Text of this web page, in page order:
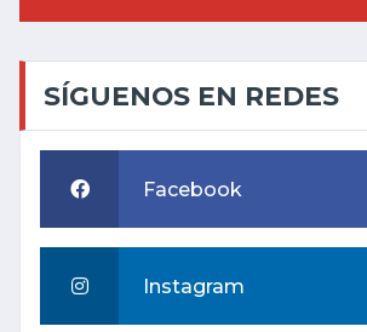
SÍGUENOS EN REDES
Facebook
Instagram